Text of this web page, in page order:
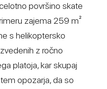
površino skate
zajema 259 m²
s helikoptersko
z ročno
platoja, kar skupaj
opozarja, da so